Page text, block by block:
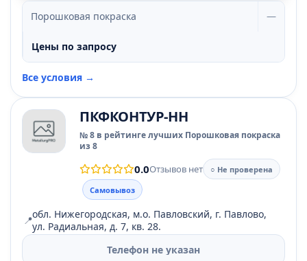
Порошковая покраска —
Цены по запросу
Все условия →
ПКФКОНТУР-НН
№ 8 в рейтинге лучших Порошковая покраска
из 8
0.0Отзывов нет
○ Не проверена
Самовывоз
📍обл. Нижегородская, м.о. Павловский, г. Павлово,
ул. Радиальная, д. 7, кв. 28.
Телефон не указан